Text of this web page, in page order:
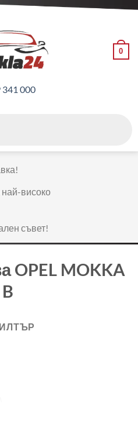
0
000
най-високо
съвет!
OPEL MOKKA
B